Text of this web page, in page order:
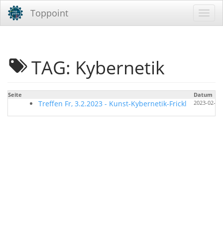
Toppoint
TAG: Kybernetik
Seite Datum
Treffen Fr, 3.2.2023 - Kunst-Kybernetik-Frickl 2023-02-02